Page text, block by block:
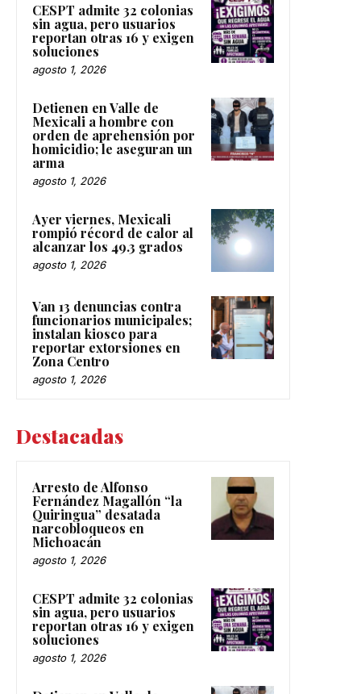
CESPT admite 32 colonias
sin agua, pero usuarios
reportan otras 16 y exigen
soluciones
agosto 1, 2026
Detienen en Valle de
Mexicali a hombre con
orden de aprehensión por
homicidio; le aseguran un
arma
agosto 1, 2026
Ayer viernes, Mexicali
rompió récord de calor al
alcanzar los 49.3 grados
agosto 1, 2026
Van 13 denuncias contra
funcionarios municipales;
instalan kiosco para
reportar extorsiones en
Zona Centro
agosto 1, 2026
Destacadas
Arresto de Alfonso
Fernández Magallón “la
Quiringua” desatada
narcobloqueos en
Michoacán
agosto 1, 2026
CESPT admite 32 colonias
sin agua, pero usuarios
reportan otras 16 y exigen
soluciones
agosto 1, 2026